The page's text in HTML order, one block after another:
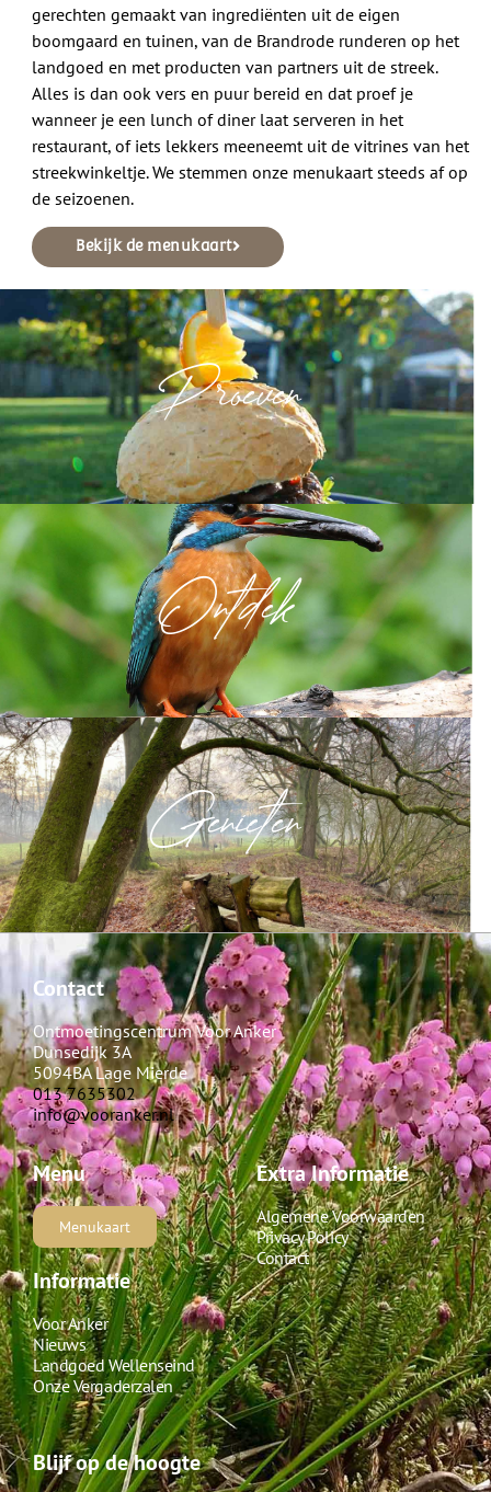
gerechten gemaakt van ingrediënten uit de eigen
boomgaard en tuinen, van de Brandrode runderen op het
landgoed en met producten van partners uit de streek.
Alles is dan ook vers en puur bereid en dat proef je
wanneer je een lunch of diner laat serveren in het
restaurant, of iets lekkers meeneemt uit de vitrines van het
streekwinkeltje. We stemmen onze menukaart steeds af op
de seizoenen.
Bekijk de menukaart
Proeven
Ontdek
Genieten
Contact
Ontmoetingscentrum Voor Anker
Dunsedijk 3A
5094BA Lage Mierde
013 7635302
info@vooranker.nl
Menu
Menukaart
Informatie
Voor Anker
Nieuws
Landgoed Wellenseind
Onze Vergaderzalen
Extra Informatie
Algemene Voorwaarden
Privacy Policy
Contact
Blijf op de hoogte